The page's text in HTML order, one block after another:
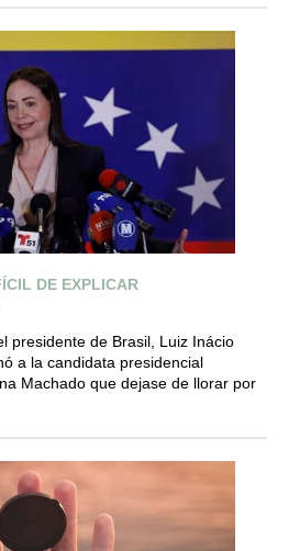
DE EXPLICAR
presidente de Brasil, Luiz Inácio
a la candidata presidencial
Machado que dejase de llorar por